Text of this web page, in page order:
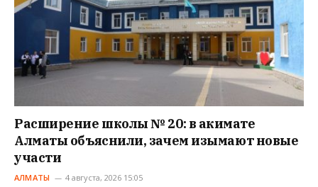
Расширение школы № 20: в акимате
Алматы объяснили, зачем изымают новые
участи
АЛМАТЫ 4 августа, 2026 15:05